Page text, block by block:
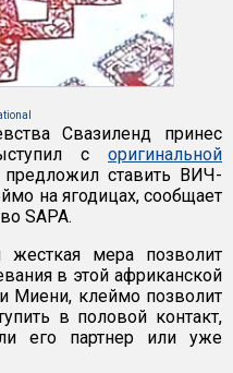
Свазиленд принес
с оригинальной
ставить ВИЧ-
на ягодицах, сообщает
SAPA.
мера позволит
в этой африканской
Миени, клеймо позволит
в половой контакт,
его партнер или уже